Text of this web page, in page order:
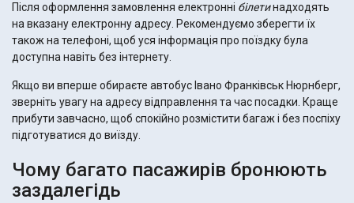
Після оформлення замовлення електронні білетинадходять
на вказану електронну адресу. Рекомендуємо зберегти їх
також на телефоні, щоб уся інформація про поїздку була
доступна навіть без інтернету.
Якщо ви вперше обираєте автобус Івано Франківськ Нюрнберг,
зверніть увагу на адресу відправлення та час посадки. Краще
прибути завчасно, щоб спокійно розмістити багаж і без поспіху
підготуватися до виїзду.
Чому багато пасажирів бронюють
заздалегідь